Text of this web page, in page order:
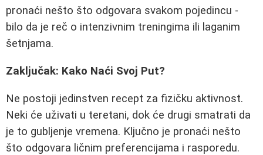
pronaći nešto što odgovara svakom pojedincu -
bilo da je reč o intenzivnim treningima ili laganim
šetnjama.
Zaključak: Kako Naći Svoj Put?
Ne postoji jedinstven recept za fizičku aktivnost.
Neki će uživati u teretani, dok će drugi smatrati da
je to gubljenje vremena. Ključno je pronaći nešto
što odgovara ličnim preferencijama i rasporedu.